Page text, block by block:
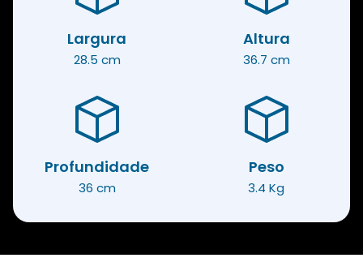
Largura
28.5 cm
Altura
36.7 cm
Profundidade
36 cm
Peso
3.4 Kg